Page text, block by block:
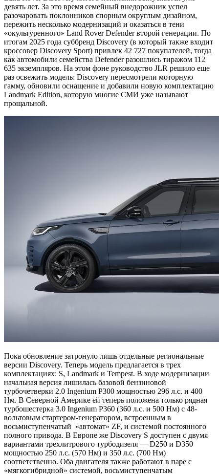
девять лет. За это время семейный внедорожник успел
разочаровать поклонников спорным округлым дизайном,
пережить несколько модернизаций и оказаться в тени
«окультуренного» Land Rover Defender второй генерации. По
итогам 2025 года суббренд Discovery (в который также входит
кроссовер Discovery Sport) привлек 42 727 покупателей, тогда
как автомобили семейства Defender разошлись тиражом 112
635 экземпляров. На этом фоне руководство JLR решило еще
раз освежить модель: Discovery пересмотрели моторную
гамму, обновили оснащение и добавили новую комплектацию
Landmark Edition, которую многие СМИ уже называют
прощальной.
Пока обновление затронуло лишь отдельные региональные
версии Discovery. Теперь модель предлагается в трех
комплектациях: S, Landmark и Tempest. В ходе модернизации
начальная версия лишилась базовой бензиновой
турбочетверки 2.0 Ingenium P300 мощностью 296 л.с. и 400
Нм. В Северной Америке ей теперь положена только рядная
турбошестерка 3.0 Ingenium P360 (360 л.с. и 500 Нм) с 48-
вольтовым стартером-генератором, встроенным в
восьмиступенчатый «автомат» ZF, и системой постоянного
полного привода. В Европе же Discovery S доступен с двумя
вариантами трехлитрового турбодизеля — D250 и D350
мощностью 250 л.с. (570 Нм) и 350 л.с. (700 Нм)
соответственно. Оба двигателя также работают в паре с
«мягкогибридной» системой, восьмиступенчатым